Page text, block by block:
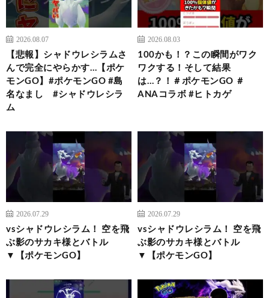
2026.08.07
【悲報】シャドウレシラムさ
んで完全にやらかす…【ポケ
モンGO】#ポケモンGO #島
名なまし #シャドウレシラ
ム
2026.08.03
100かも！？この瞬間がワク
ワクする！そして結果
は…？！＃ポケモンGO ＃
ANAコラボ #ヒトカゲ
2026.07.29
vsシャドウレシラム！ 空を飛
ぶ影のサカキ様とバトル
▼【ポケモンGO】
2026.07.29
vsシャドウレシラム！ 空を飛
ぶ影のサカキ様とバトル
▼【ポケモンGO】